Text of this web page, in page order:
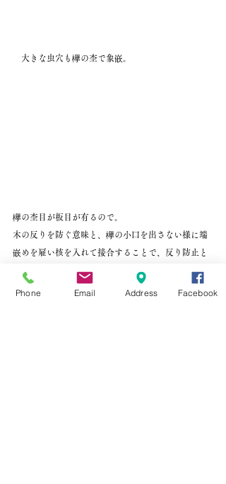
大きな虫穴も欅の杢で象嵌。
欅の杢目が板目が有るので。
木の反りを防ぐ意味と、欅の小口を出さない様に端
嵌めを雇い核を入れて接合することで、反り防止と
実用に耐えうる構造です。
Phone Email Address Facebook